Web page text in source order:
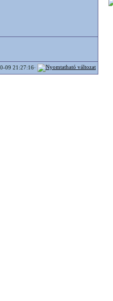
09 21:27:16·